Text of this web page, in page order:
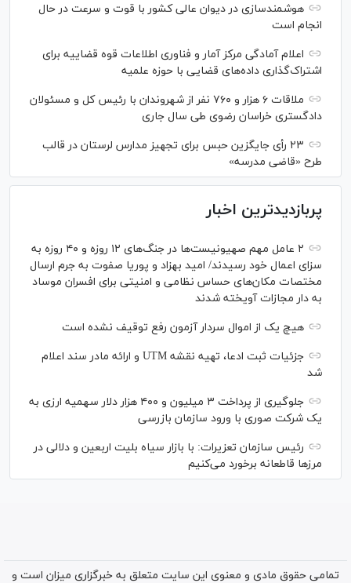
هوشمندسازی در دیوان عالی کشور با قوت و سرعت در حال
انجام است
اعلام آمادگی مرکز آمار و فناوری اطلاعات قوه قضاییه برای
اشتراک‌گذاری داده‌های قضایی با حوزه علمیه
ملاقات ۶ هزار و ۷۶۰ نفر از شهروندان با رئیس کل و مسئولان
دادگستری خراسان رضوی طی سال جاری
۲۳ رأی جایگزین حبس برای تجهیز مدارس لرستان در قالب
طرح «قاضی مدرسه»
پربازدیدترین اخبار
۲ عامل مهم صهیونیست‌ها در جنگ‌های ۱۲ روزه و ۴۰ روزه به
سزای اعمال خود رسیدند/ امید بهزاد و پوریا صفوت به جرم ارسال
مختصات مکان‌های حساس نظامی و امنیتی برای افسران موساد
به دار مجازات آویخته شدند
هیچ یک از اموال سردار آزمون رفع توقیف نشده است
جزئیات ثبت ادعا، تهیه نقشه UTM و ارائه مادر سند اعلام
شد
جلوگیری از پرداخت ۳ میلیون و ۴۰۰ هزار دلار سهمیه ارزی به
یک شرکت صوری با ورود سازمان بازرسی
رئیس سازمان تعزیرات: با بازار سیاه بلیت اربعین و دلالی در
مرز‌ها قاطعانه برخورد می‌کنیم
تمامی حقوق مادی و معنوی این سایت متعلق به خبرگزاری میزان است و